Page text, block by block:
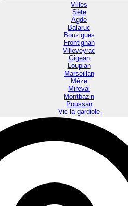
Villes
Sète
Agde
Balaruc
Bouzigues
Frontignan
Villeveyrac
Gigean
Loupian
Marseillan
Mèze
Mireval
Montbazin
Poussan
Vic la gardiole